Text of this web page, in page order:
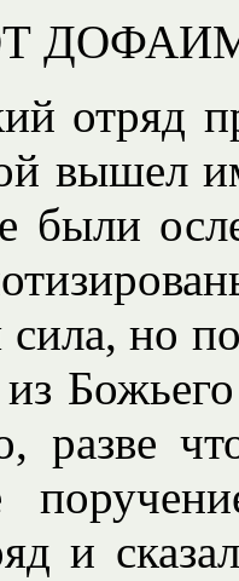
отряд
вышел
были
сила, но
разве
и